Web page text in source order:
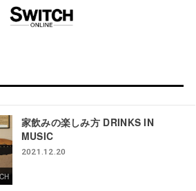
家飲みの楽しみ方 DRINKS IN
MUSIC
2021.12.20